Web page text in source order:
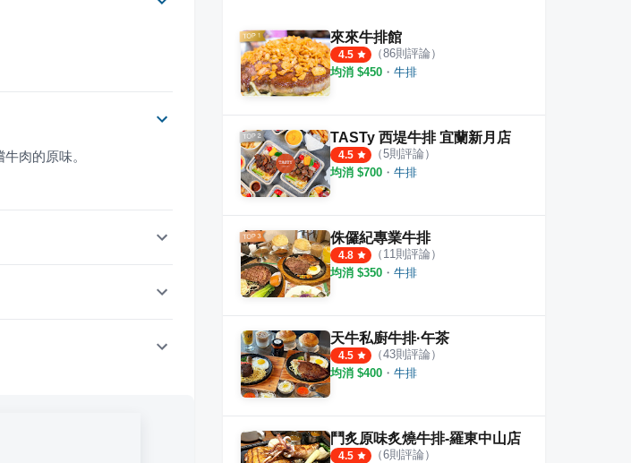
肉的原味。
來來牛排館
4.5 （86則評論）
均消 $450 ・ 牛排
TASTy 西堤牛排 宜蘭新月店
4.5 （5則評論）
均消 $700 ・ 牛排
侏儸紀專業牛排
4.8 （ 11則評論）
均消 $350 ・ 牛排
天牛私廚牛排·午茶
4.5 （43則評論）
均消 $400 ・ 牛排
鬥炙原味炙燒牛排-羅東中山店
4.5 （6則評論）